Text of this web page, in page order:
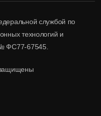
службой по
технологий и
ФС77-67545.